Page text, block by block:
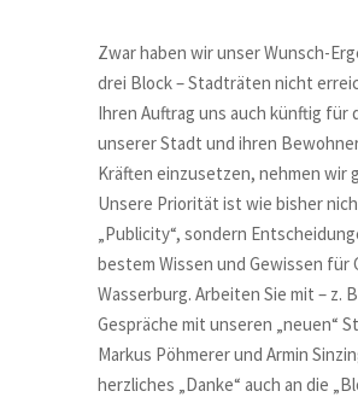
Zwar haben wir unser Wunsch-
drei Block – Stadträten nicht
Ihren Auftrag uns auch künftig für
unserer Stadt und ihren
Kräften einzusetzen, nehmen wir
Unsere Priorität ist wie bisher
„Publicity“, sondern
bestem Wissen und Gewissen für
Wasserburg. Arbeiten Sie mit – z.
Gespräche mit unseren „neuen“
Markus Pöhmerer und Armin
herzliches „Danke“ auch an die